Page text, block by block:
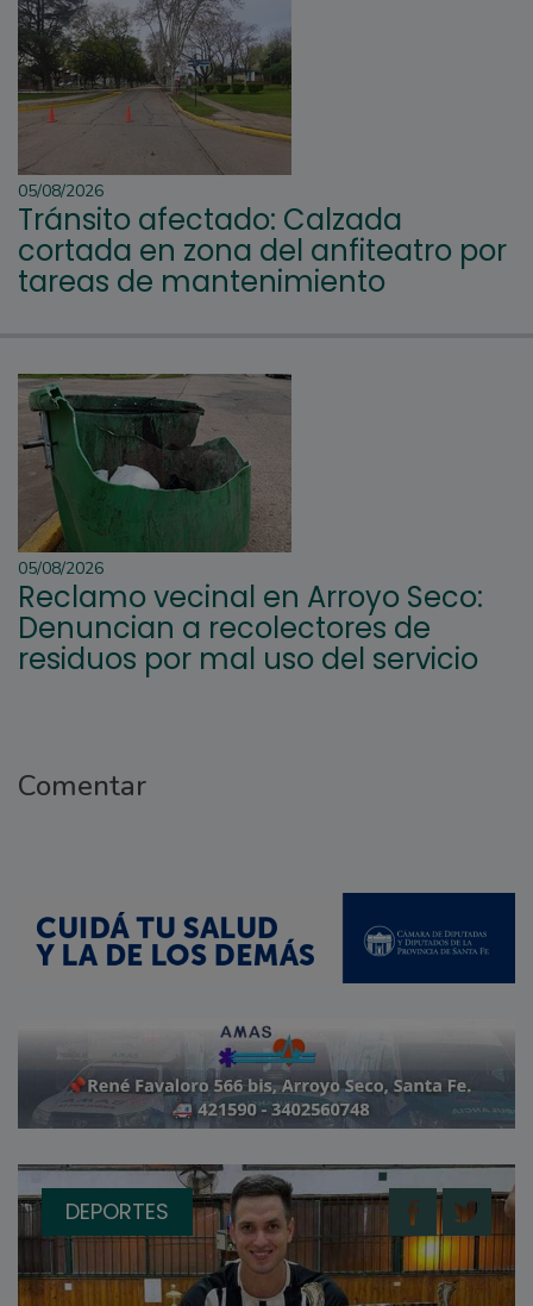
05/08/2026
Tránsito afectado: Calzada
cortada en zona del anfiteatro por
tareas de mantenimiento
05/08/2026
Reclamo vecinal en Arroyo Seco:
Denuncian a recolectores de
residuos por mal uso del servicio
Comentar
DEPORTES